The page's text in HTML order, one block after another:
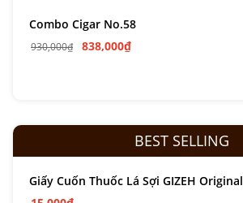
Combo Cigar No.58
930,000₫ 838,000₫
BEST SELLING
Giấy Cuốn Thuốc Lá Sợi GIZEH Original